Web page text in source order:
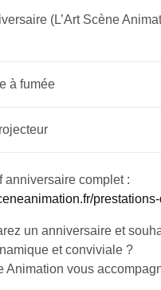
(L’Art Scène Animat
à fumée
anniversaire complet :
un anniversaire et
et conviviale ?
Animation vous